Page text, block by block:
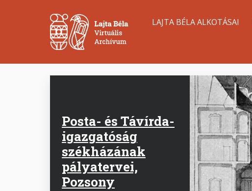
Main
LAJTA BÉLA ALKOTÁSAI
Posta- és Távírda-
igazgatóság
székházának
pályatervei,
Pozsony